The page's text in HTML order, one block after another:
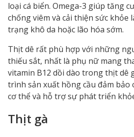
loại cá biển. Omega-3 giúp tăng
chống viêm và cải thiện sức khỏe
trạng khô da hoặc lão hóa sớm.
Thịt dê rất phù hợp với những
thiếu sắt, nhất là phụ nữ mang
vitamin B12 dồi dào trong thịt dê
trình sản xuất hồng cầu đảm bảo
cơ thể và hỗ trợ sự phát triển
Thịt gà